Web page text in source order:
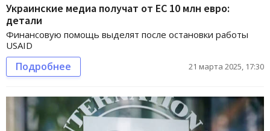
Украинские медиа получат от ЕС 10 млн евро:
детали
Финансовую помощь выделят после остановки работы
USAID
Подробнее 21 марта 2025, 17:30